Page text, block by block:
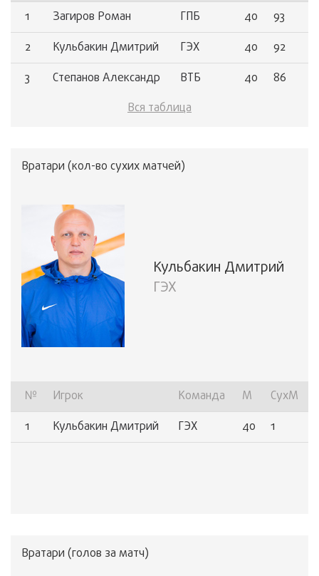
1
Загиров Роман ГПБ 40
93
2
Кульбакин Дмитрий ГЭХ 40
92
3
Степанов Александр ВТБ 40
86
Ефимов Андрей ИНТ
Вся таблица
Вратари (кол-во сухих матчей)
Кульбакин Дмитрий
ГЭХ
№ Игрок Команда М
СухМ
1
Кульбакин Дмитрий ГЭХ 40 1
Вратари (голов за матч)